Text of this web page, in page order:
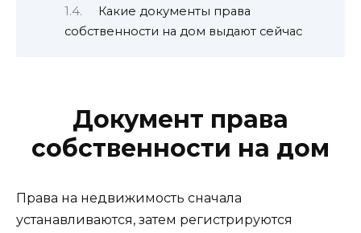
Какие документы права
собственности на дом выдают сейчас
Документ права
собственности на дом
Права на недвижимость сначала
устанавливаются, затем регистрируются